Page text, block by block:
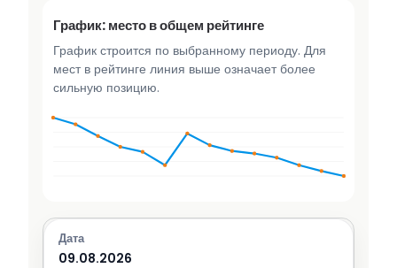
График: место в общем рейтинге
График строится по выбранному периоду. Для
мест в рейтинге линия выше означает более
сильную позицию.
09.08.2026